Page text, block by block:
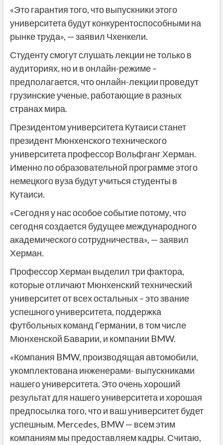
«Это гарантия того, что выпускники этого
университета будут конкурентоспособными на
рынке труда», — заявил Чхенкели.
Студенту смогут слушать лекции не только в
аудиториях, но и в онлайн-режиме –
предполагается, что онлайн-лекции проведут
грузинские ученые, работающие в разных
странах мира.
Президентом университета Кутаиси станет
президент Мюнхенского технического
университета профессор Вольфганг Херман.
Именно по образовательной программе этого
немецкого вуза будут учиться студенты в
Кутаиси.
«Сегодня у нас особое событие потому, что
сегодня создается будущее международного
академического сотрудничества», — заявил
Херман.
Профессор Херман выделил три фактора,
которые отличают Мюнхенский технический
университет от всех остальных – это звание
успешного университета, поддержка
футбольных команд Германии, в том числе
Мюнхенской Баварии, и компании BMW.
«Компания BMW, производящая автомобили,
укомплектована инженерами- выпускниками
нашего университета. Это очень хороший
результат для нашего университета и хорошая
предпосылка того, что и ваш университет будет
успешным. Mercedes, BMW — всем этим
компаниям мы предоставляем кадры. Считаю,